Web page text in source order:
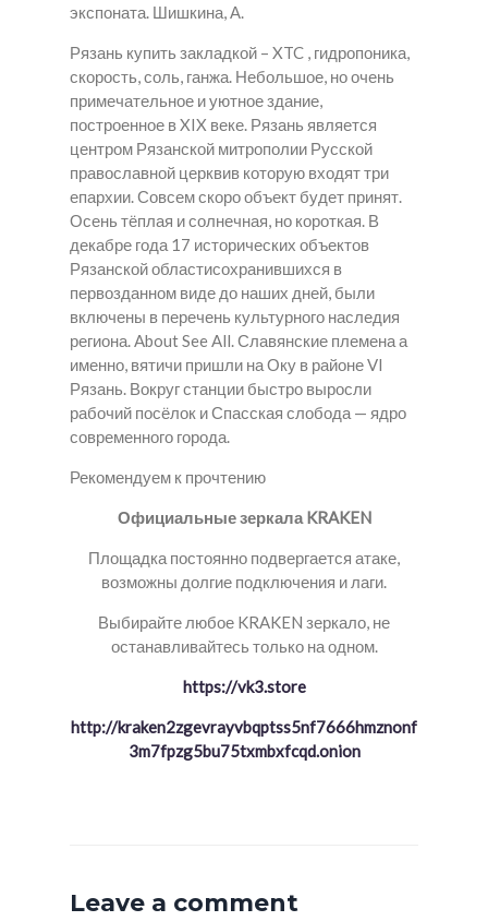
экспоната. Шишкина, А.
Рязань купить закладкой – XTC , гидропоника,
скорость, соль, ганжа. Небольшое, но очень
примечательное и уютное здание,
построенное в XIX веке. Рязань является
центром Рязанской митрополии Русской
православной церквив которую входят три
епархии. Совсем скоро объект будет принят.
Осень тёплая и солнечная, но короткая. В
декабре года 17 исторических объектов
Рязанской областисохранившихся в
первозданном виде до наших дней, были
включены в перечень культурного наследия
региона. About See All. Славянские племена а
именно, вятичи пришли на Оку в районе VI
Рязань. Вокруг станции быстро выросли
рабочий посёлок и Спасская слобода — ядро
современного города.
Рекомендуем к прочтению
Официальные зеркала KRAKEN
Площадка постоянно подвергается атаке,
возможны долгие подключения и лаги.
Выбирайте любое KRAKEN зеркало, не
останавливайтесь только на одном.
https://vk3.store
http://kraken2zgevrayvbqptss5nf7666hmznonf
3m7fpzg5bu75txmbxfcqd.onion
Leave a comment